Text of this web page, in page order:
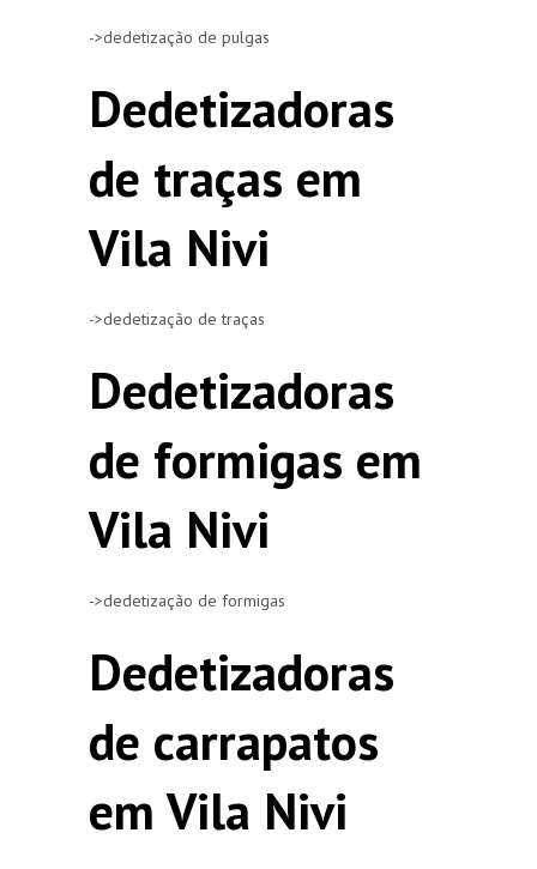
->dedetização de pulgas
Dedetizadoras
de traças em
Vila Nivi
->dedetização de traças
Dedetizadoras
de formigas em
Vila Nivi
->dedetização de formigas
Dedetizadoras
de carrapatos
em Vila Nivi